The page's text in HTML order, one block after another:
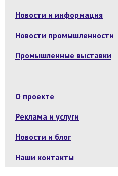
Новости и информация
Новости промышленности
Промышленные выставки
О проекте
Реклама и услуги
Новости и блог
Наши контакты